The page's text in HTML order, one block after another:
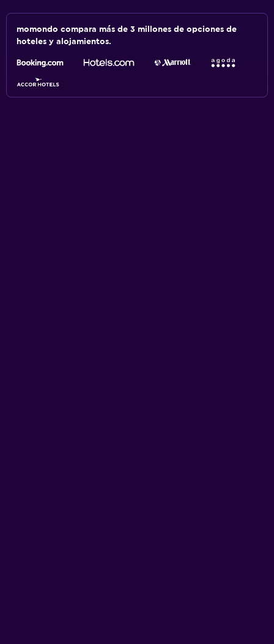
momondo compara más de 3 millones de opciones de
hoteles y alojamientos.